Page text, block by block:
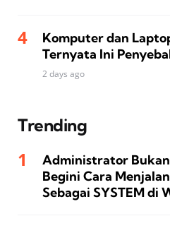
Komputer dan
Ternyata Ini
2 days ago
Trending
Administrator
Begini Cara
Sebagai SYSTEM di